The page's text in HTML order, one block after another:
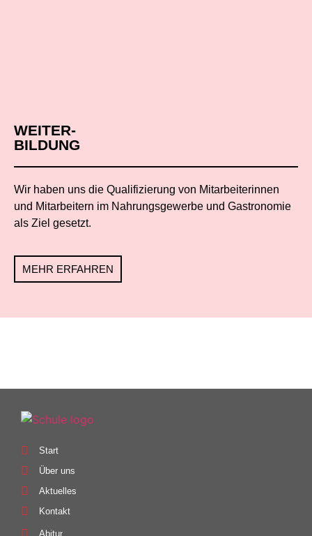
WEITER-
BILDUNG
Wir haben uns die Qualifizierung von Mitarbeiterinnen
und Mitarbeitern im Nahrungsgewerbe und Gastronomie
als Ziel gesetzt.
MEHR ERFAHREN
Start
Über uns
Aktuelles
Kontakt
Abitur